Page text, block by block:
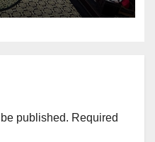
published. Required